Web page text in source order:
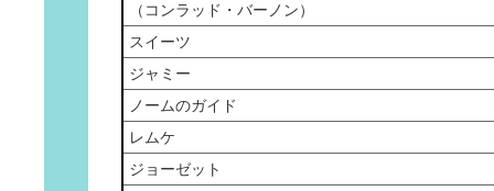
（コンラッド・バーノン）
スイーツ
ジャミー
ノームのガイド
レムケ
ジョーゼット